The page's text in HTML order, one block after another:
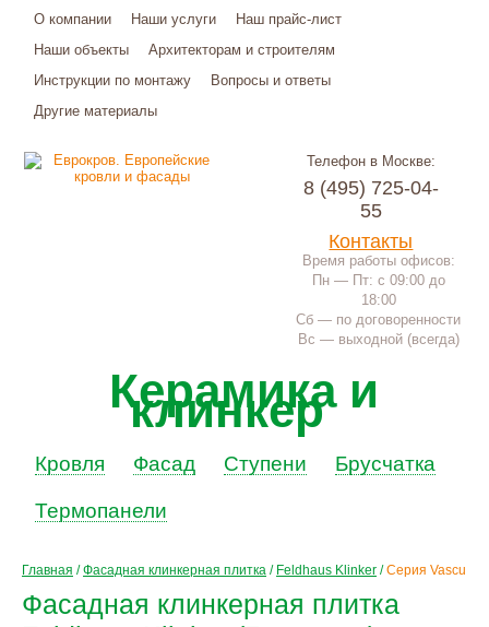
О компании Наши услуги
Наш прайс-лист
Наши объекты
Архитекторам и строителям
Инструкции по монтажу
Вопросы и ответы
Другие материалы
Телефон в Москве:
8 (495) 725-04-
55
Контакты
Время работы офисов:
Пн — Пт: с 09:00 до
18:00
Сб — по договоренности
Вс — выходной (всегда)
Керамика и
клинкер
Кровля Фасад Ступени Брусчатка
Термопанели
Главная /Фасадная клинкерная плитка / Feldhaus Klinker /Серия Vascu
Фасадная клинкерная плитка